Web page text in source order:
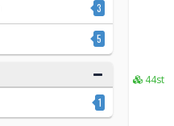
44st
3
5
1